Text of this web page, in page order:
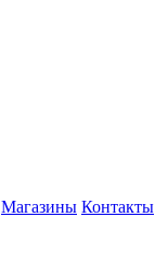
Магазины Контакты